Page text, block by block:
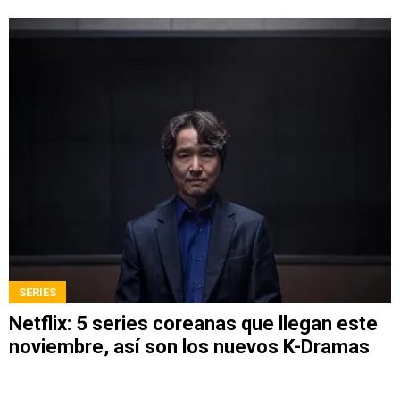
SERIES
Netflix: 5 series coreanas que llegan este
noviembre, así son los nuevos K-Dramas